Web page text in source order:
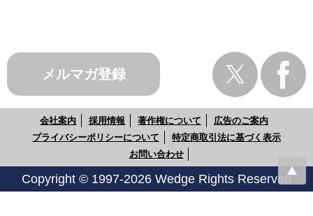
メルマガ登録
会社案内 採用情報 著作権について
広告のご案内
プライバシーポリシーについて
特定商取引法に基づく表示
お問い合わせ
Copyright © 1997-2026 Wedge Rights Reserved